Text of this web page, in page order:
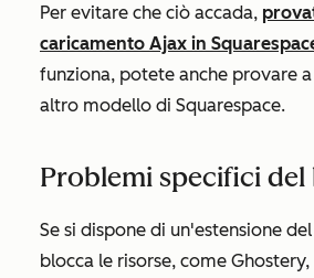
Per evitare che ciò accada,
caricamento Ajax in
funziona, potete anche provare
altro modello di Squarespace.
Problemi specifici del
Se si dispone di un'estensione
blocca le risorse, come